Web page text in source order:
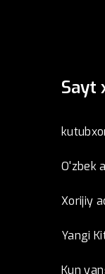
Sayt
O'zbek
Xorijiy
Yangi
Kun